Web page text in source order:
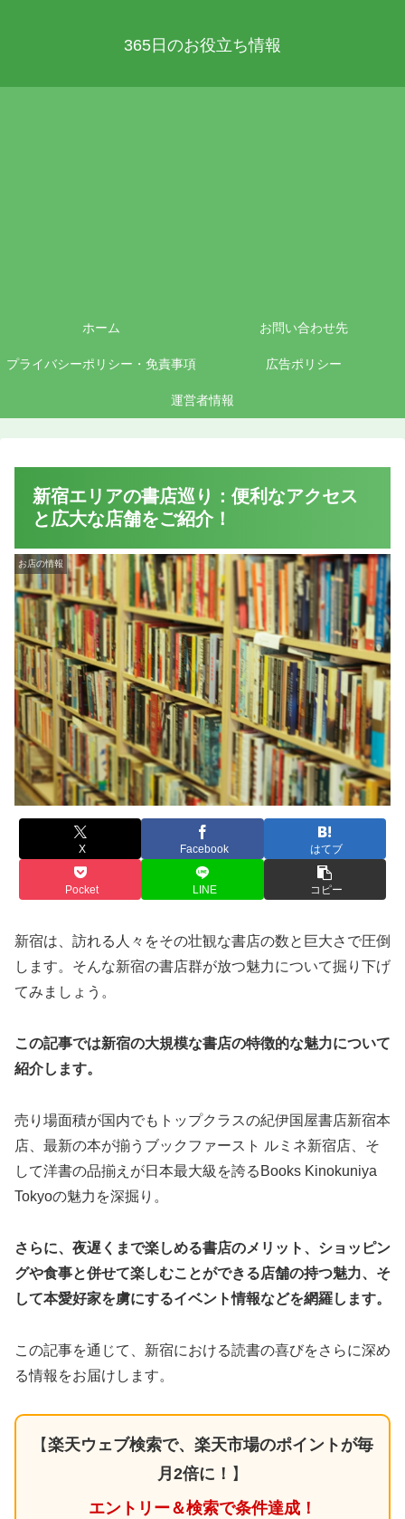
365日のお役立ち情報
ホーム お問い合わせ先
プライバシーポリシー・免責事項 広告ポリシー
運営者情報
新宿エリアの書店巡り：便利なアクセス
と広大な店舗をご紹介！
お店の情報
X Facebook はてブ
Pocket LINE コピー
新宿は、訪れる人々をその壮観な書店の数と巨大さで圧倒
します。そんな新宿の書店群が放つ魅力について掘り下げ
てみましょう。
この記事では新宿の大規模な書店の特徴的な魅力について
紹介します。
売り場面積が国内でもトップクラスの紀伊国屋書店新宿本
店、最新の本が揃うブックファースト ルミネ新宿店、そ
して洋書の品揃えが日本最大級を誇るBooks Kinokuniya
Tokyoの魅力を深掘り。
さらに、夜遅くまで楽しめる書店のメリット、ショッピン
グや食事と併せて楽しむことができる店舗の持つ魅力、そ
して本愛好家を虜にするイベント情報などを網羅します。
この記事を通じて、新宿における読書の喜びをさらに深め
る情報をお届けします。
【楽天ウェブ検索で、楽天市場のポイントが毎
月2倍に！ 】
エントリー＆検索で条件達成！